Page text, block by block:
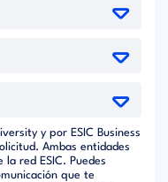
y por ESIC Business
Ambas entidades
red ESIC. Puedes
que te